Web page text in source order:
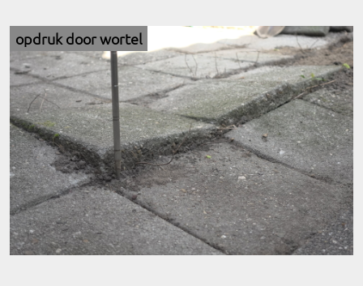
opdruk door wortel